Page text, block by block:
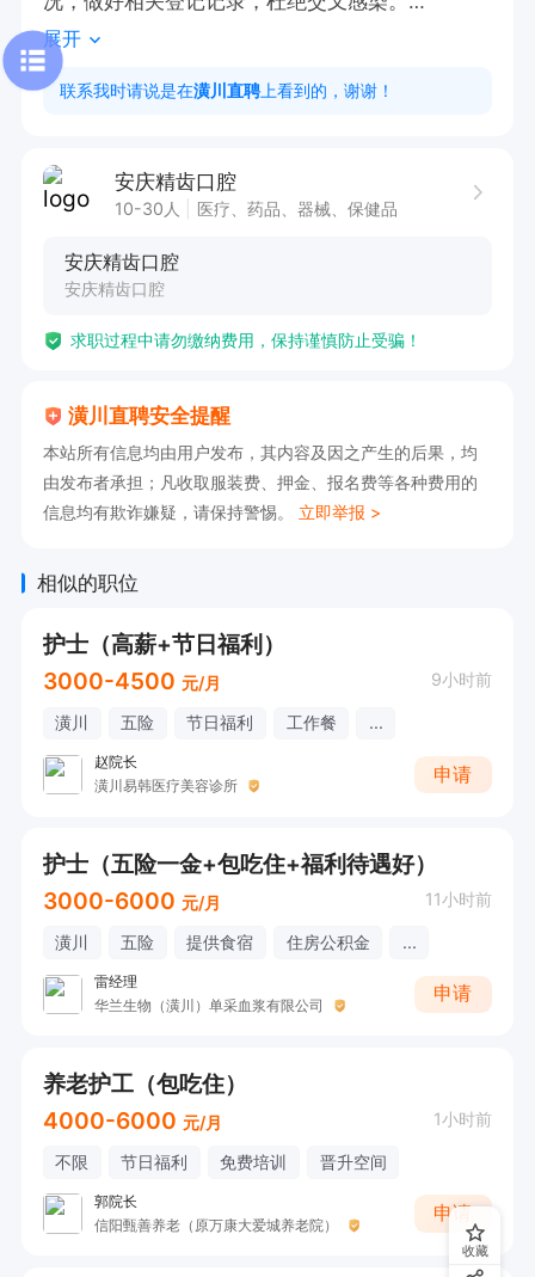
3- 接待就诊患者，引导患者完成术前准备、术后
护理指导，解答患者基础口腔护理疑问，维护诊疗
有意向🉑电话沟通，请告知【潢川直聘】看到的😊
展开
联系我时请说是在潢川直聘 上看到的，谢谢！
安庆精齿口腔
10-30人 医疗、药品、器械、保健品
安庆精齿口腔
安庆精齿口腔
求职过程中请勿缴纳费用，保持谨慎防止受骗！
潢川直聘安全提醒
本站所有信息均由用户发布，其内容及因之产生的后果，均
由发布者承担；凡收取服装费、押金、报名费等各种费用的
信息均有欺诈嫌疑，请保持警惕。 立即举报 >
相似的职位
护士（高薪+节日福利）
3000-4500 元/月 9小时前
潢川 五险 节日福利 工作餐 ...
赵院长
潢川易韩医疗美容诊所
申请
护士（五险一金+包吃住+福利待遇好）
3000-6000 元/月 11小时前
潢川 五险 提供食宿 住房公积金 ...
雷经理
华兰生物（潢川）单采血浆有限公司
申请
养老护工（包吃住）
4000-6000 元/月 1小时前
不限 节日福利 免费培训 晋升空间
郭院长
信阳甄善养老（原万康大爱城养老院）
申请
收藏